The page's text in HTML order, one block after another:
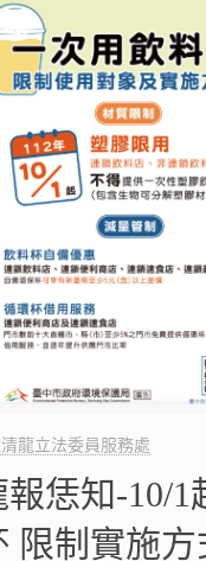
清龍立法委員服務處
報恁知-10/1
限制實施方